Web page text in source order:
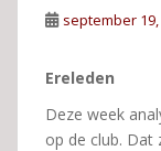
september 19,
Ereleden
Deze week
op de club. Dat